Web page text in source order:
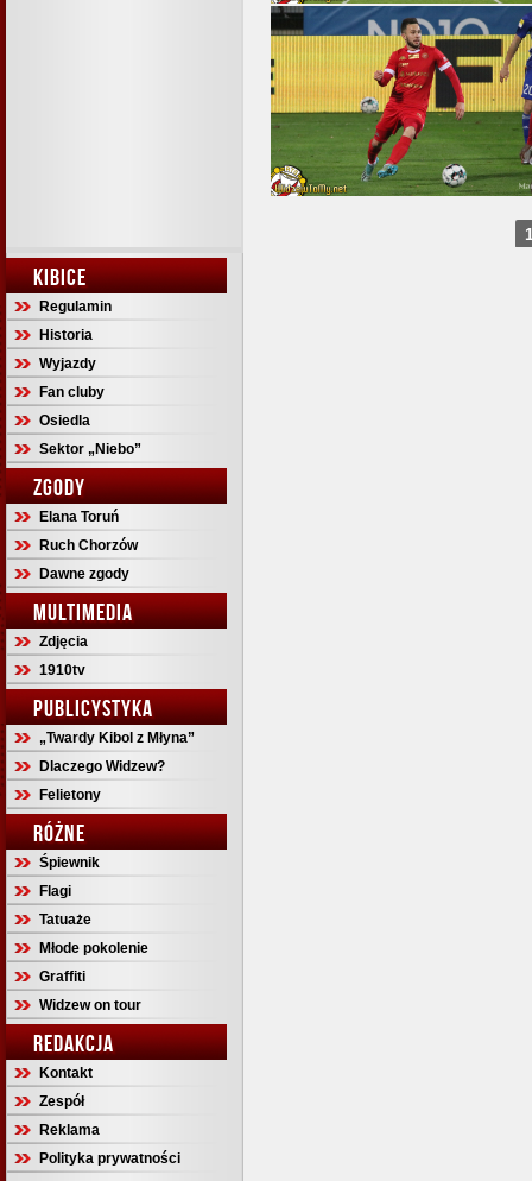
KIBICE
Regulamin
Historia
Wyjazdy
Fan cluby
Osiedla
Sektor „Niebo”
ZGODY
Elana Toruń
Ruch Chorzów
Dawne zgody
MULTIMEDIA
Zdjęcia
1910tv
PUBLICYSTYKA
„Twardy Kibol z Młyna”
Dlaczego Widzew?
Felietony
RÓŻNE
Śpiewnik
Flagi
Tatuaże
Młode pokolenie
Graffiti
Widzew on tour
REDAKCJA
Kontakt
Zespół
Reklama
Polityka prywatności